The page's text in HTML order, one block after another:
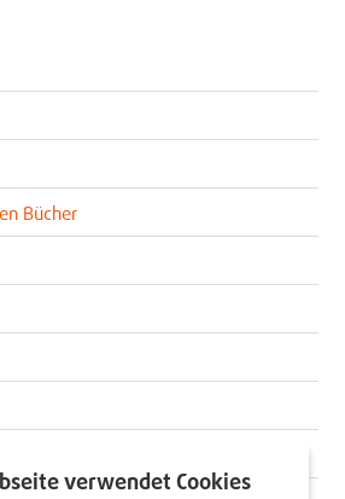
Bücher
verwendet Cookies